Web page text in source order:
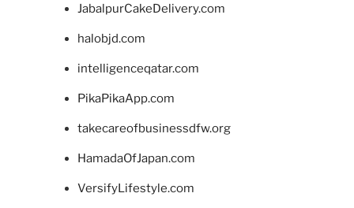
JabalpurCakeDelivery.com
halobjd.com
intelligenceqatar.com
PikaPikaApp.com
takecareofbusinessdfw.org
HamadaOfJapan.com
VersifyLifestyle.com